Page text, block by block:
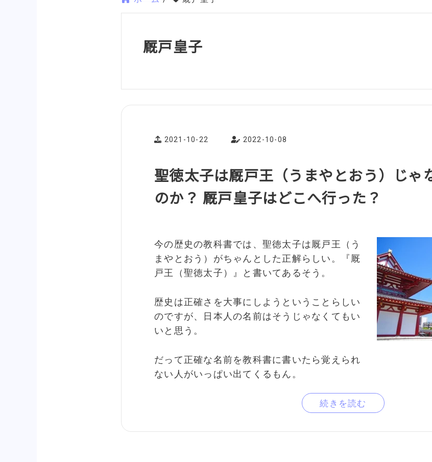
厩戸皇子
2021-10-22 2022-10-08
聖徳太子は厩戸王（うまやとおう）じゃ
のか？ 厩戸皇子はどこへ行った？
今の歴史の教科書では、聖徳太子は厩戸王（う
まやとおう）がちゃんとした正解らしい。『厩
戸王（聖徳太子）』と書いてあるそう。
歴史は正確さを大事にしようということらしい
のですが、日本人の名前はそうじゃなくてもい
いと思う。
だって正確な名前を教科書に書いたら覚えられ
ない人がいっぱい出てくるもん。
続きを読む